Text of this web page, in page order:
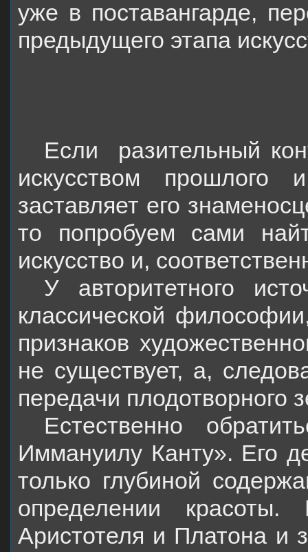
уже в поставангарде,
предыдущего этапа
Если
разительный
искусством
заставляет его
то попробуем сами
искусство и,
У авторитетного
классической
признаков
не существует, а,
передачи плодотворного
Естественно
Иммануилу Канту». Его
только глубиной
определении
Аристотеля и Платона и